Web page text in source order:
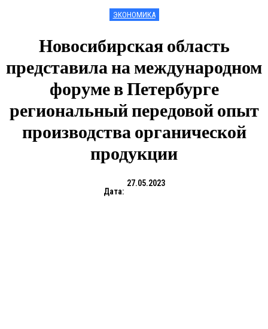
ЭКОНОМИКА
Новосибирская область
представила на международном
форуме в Петербурге
региональный передовой опыт
производства органической
продукции
Дата:
27.05.2023